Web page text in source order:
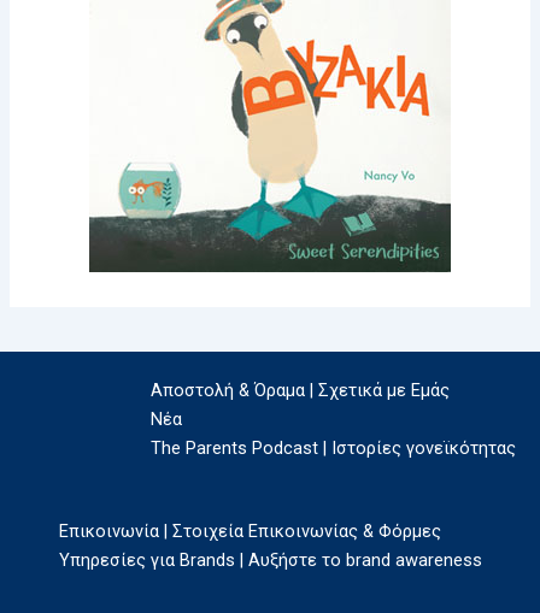
Αποστολή & Όραμα | Σχετικά με Εμάς
Νέα
The Parents Podcast | Ιστορίες γονεϊκότητας
Επικοινωνία | Στοιχεία Επικοινωνίας & Φόρμες
Υπηρεσίες για Brands | Αυξήστε το brand awareness